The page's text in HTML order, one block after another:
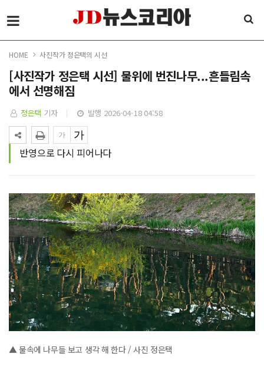
HOME 사진작가 정은택의 시선
[사진작가 정은택 시선] 물위에 번진나무...흔들림속
에서 선명해짐
정은택 기자 발행 2026-04-18 04:58
반영으로 다시 피어나다
▲ 물속에 나무들 보고 생각 해 한다 / 사진 정은택